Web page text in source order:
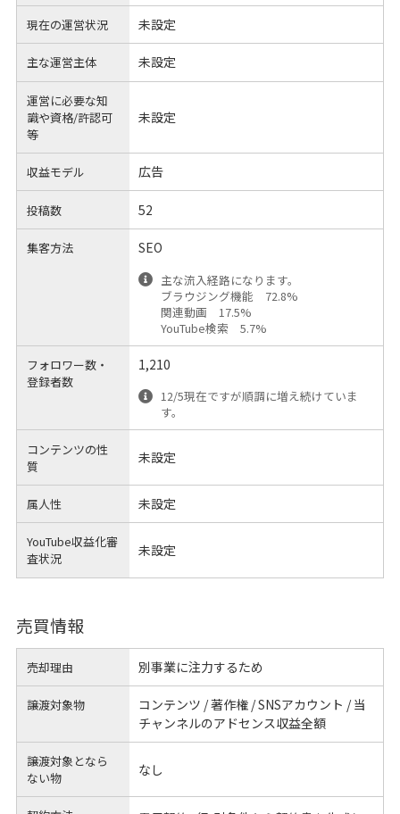
現在の運営状況 未設定
主な運営主体 未設定
運営に必要な知
識や資格/許認可
等
未設定
収益モデル 広告
投稿数 52
集客方法 SEO
主な流入経路になります。
ブラウジング機能 72.8%
関連動画 17.5%
YouTube検索 5.7%
フォロワー数・
登録者数
1,210
12/5現在ですが順調に増え続けていま
す。
コンテンツの性
質
未設定
属人性 未設定
YouTube収益化審
査状況
未設定
売買情報
売却理由 別事業に注力するため
譲渡対象物
コンテンツ / 著作権 / SNSアカウント / 当
チャンネルのアドセンス収益全額
譲渡対象となら
ない物
なし